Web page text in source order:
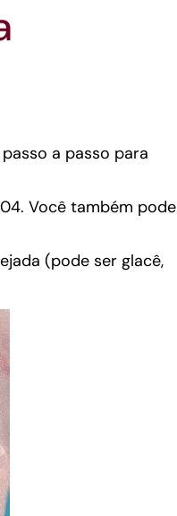
a passo para
Você também pode
(pode ser glacê,